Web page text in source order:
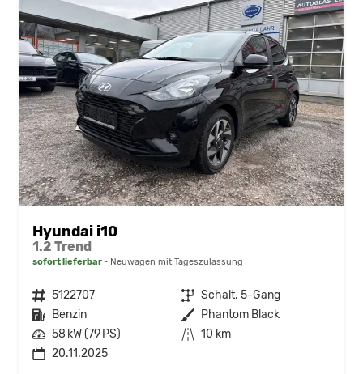
Hyundai i10
1.2 Trend
sofort lieferbar Neuwagen mit Tageszulassung
Fahrzeugnr. 5122707 Getriebe Schalt. 5-Gang
Kraftstoff Benzin Außenfarbe Phantom Black
Leistung 58 kW (79 PS) Kilometerstand 10 km
20.11.2025